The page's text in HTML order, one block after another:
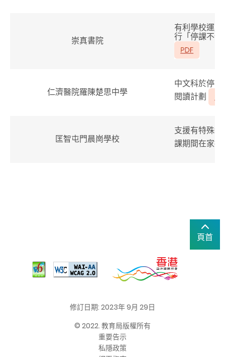
崇真書院
有利學校運
行「停課不
仁濟醫院羅陳楚思中學
中文科於停
閱讀計劃
匡智屯門晨崗學校
支援有特殊
課期間在家
頁首
修訂日期: 2023年 9月 29日
© 2022. 教育局版權所有
重要告示
私隱政策